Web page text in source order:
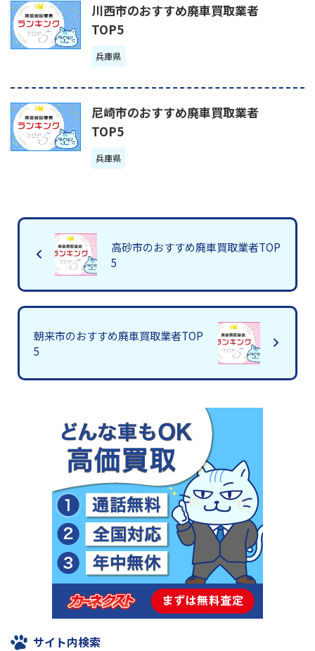
川西市のおすすめ廃車買取業者
TOP5
兵庫県
尼崎市のおすすめ廃車買取業者
TOP5
兵庫県
高砂市のおすすめ廃車買取業者TOP
5
朝来市のおすすめ廃車買取業者TOP
5
サイト内検索